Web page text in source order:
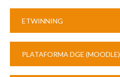
ETWINNING
PLATAFORMA DGE (MOODLE)